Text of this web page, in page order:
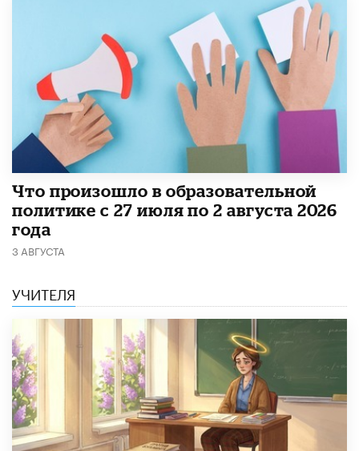
​Что произошло в образовательной
политике с 27 июля по 2 августа 2026
года
3 АВГУСТА
УЧИТЕЛЯ